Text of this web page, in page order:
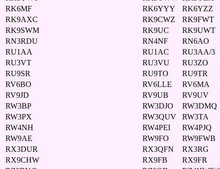
RK6MF
RK6YYY
RK6YZZ
RK9AXC
RK9CWZ
RK9FWT
RK9SWM
RK9UC
RK9UWT
RN3RDU
RN4NF
RN6AO
RU1AA
RU1AC
RU3AA/3
RU3VT
RU3VU
RU3ZO
RU9SR
RU9TO
RU9TR
RV6BO
RV6LLE
RV6MA
RV9JD
RV9UB
RV9UV
RW3BP
RW3DJO
RW3DMQ
RW3PX
RW3QUV
RW3TA
RW4NH
RW4PEI
RW4PJQ
RW9AE
RW9FO
RW9FWB
RX3DUR
RX3QFN
RX3RG
RX9CHW
RX9FB
RX9FR